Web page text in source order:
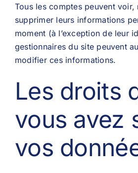
Tous les comptes peuvent
supprimer leurs informations
moment (à l’exception de leur
gestionnaires du site peuvent
modifier ces informations.
Les droits
vous avez
vos